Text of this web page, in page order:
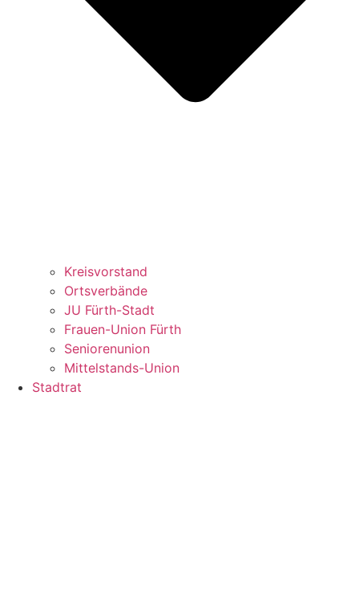
Kreisvorstand
Ortsverbände
JU Fürth-Stadt
Frauen-Union Fürth
Seniorenunion
Mittelstands-Union
Stadtrat